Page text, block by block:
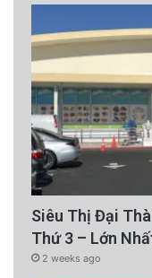
Siêu Thị Đại
Thứ 3 – Lớn
2 weeks ago